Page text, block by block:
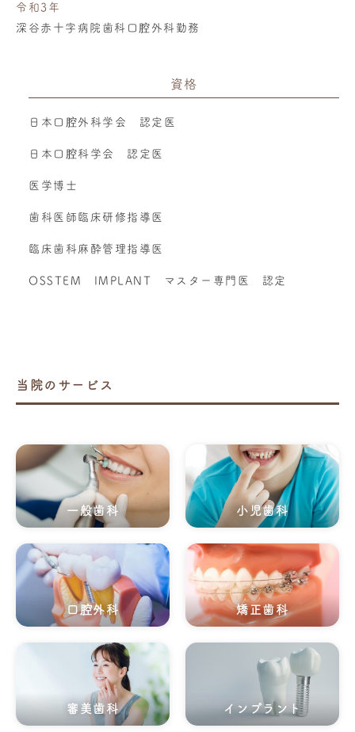
令和3年
深谷赤十字病院歯科口腔外科勤務
資格
日本口腔外科学会 認定医
日本口腔科学会 認定医
医学博士
歯科医師臨床研修指導医
臨床歯科麻酔管理指導医
OSSTEM IMPLANT マスター専門医 認定
当院のサービス
一般歯科 小児歯科
口腔外科 矯正歯科
審美歯科 インプラント